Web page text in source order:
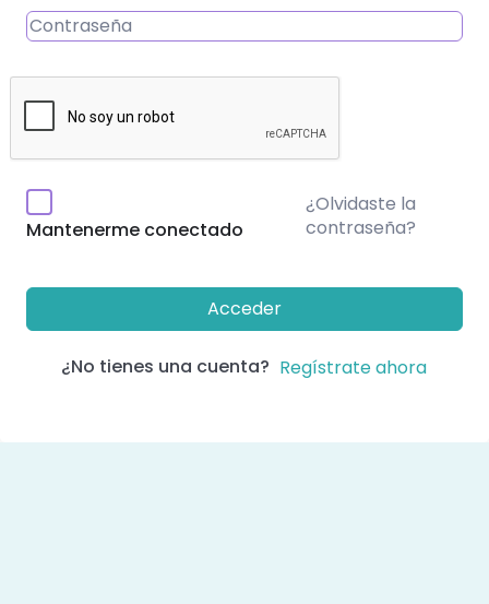
Mantenerme conectado
¿Olvidaste la
contraseña?
Acceder
¿No tienes una cuenta? Regístrate ahora